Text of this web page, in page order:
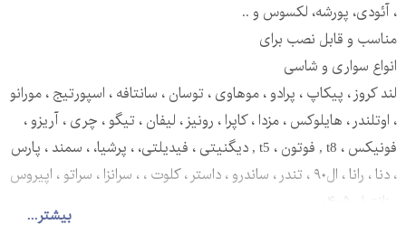
بیشتر...
، آئودی، پورشه، لکسوس و ..
مناسب و قابل نصب برای
انواع سواری و شاسی
لند کروز ، پیکاپ ، پرادو ، موهاوی ، توسان ، سانتافه ، اسپورتیج ، مورانو
، اوتلندر ، هایلوکس ، مزدا ، کاپرا ، رونیز ، لیفان ، تیگو ، چری ، آریزو ،
فونیکس ، t8 , فوتون ، t5 , دیگنیتی ، فیدیلتی، ، پرشیا، ، سمند ، پارس
، دنا ، رانا ، ال۹۰ ، تندر ، ساندرو ، داستر ، کلوت ، ، سرانزا ، سراتو ، اپیروس